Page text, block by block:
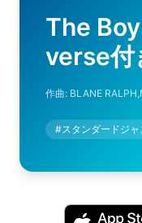
The
verse付
作曲: BLANE
#スタンダードジャ